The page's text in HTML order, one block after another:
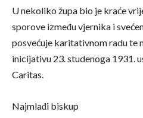
U nekoliko župa bio je kraće
sporove između vjernika i
posvećuje karitativnom radu te
inicijativu 23. studenoga 1931.
Caritas.
Najmlađi biskup